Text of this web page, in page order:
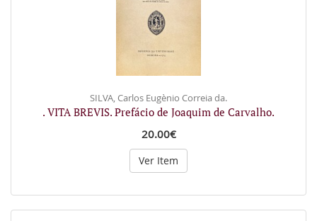
SILVA, Carlos Eugènio Correia da.
. VITA BREVIS. Prefácio de Joaquim de Carvalho.
20.00€
Ver Item